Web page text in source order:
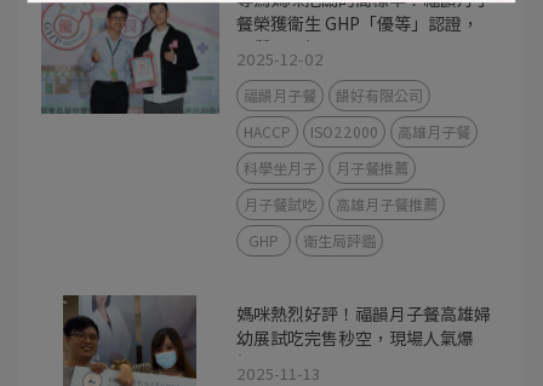
餐榮獲衛生 GHP「優等」認證，
品質再升級
2025-12-02
福韻月子餐
韻好有限公司
HACCP
ISO22000
高雄月子餐
科學坐月子
月子餐推薦
月子餐試吃
高雄月子餐推薦
GHP
衛生局評鑑
媽咪熱烈好評！福韻月子餐高雄婦
幼展試吃完售秒空，現場人氣爆
棚！
2025-11-13